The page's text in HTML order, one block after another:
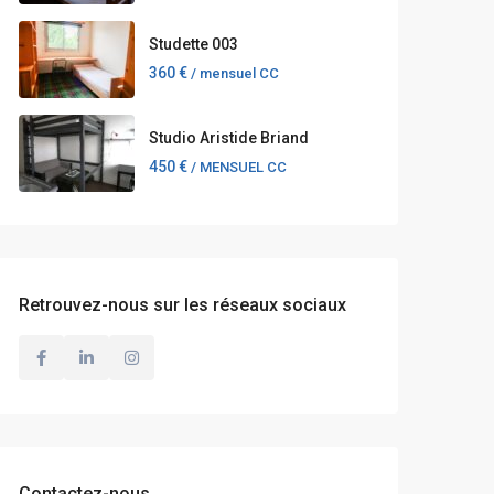
Studette 003
360 € / mensuel CC
Studio Aristide Briand
450 € / MENSUEL CC
Retrouvez-nous sur les réseaux sociaux